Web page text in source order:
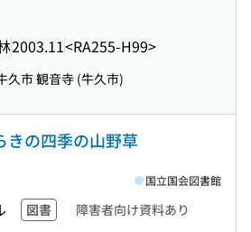
2003.11<RA255-H99>
久市 観音寺 (牛久市)
きの四季の山野草
図書 障害者向け資料あり
国立国会図書館